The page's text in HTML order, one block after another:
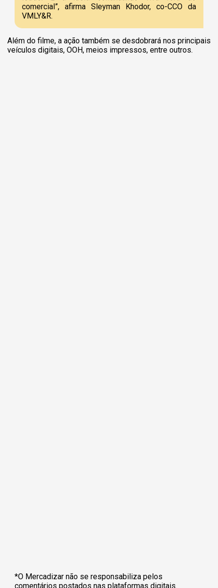
comercial”, afirma Sleyman Khodor, co-CCO da
VMLY&R.
Além do filme, a ação também se desdobrará nos principais
veículos digitais, OOH, meios impressos, entre outros.
*O Mercadizar não se responsabiliza pelos
comentários postados nas plataformas digitais.